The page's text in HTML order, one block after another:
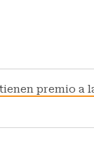
premio a